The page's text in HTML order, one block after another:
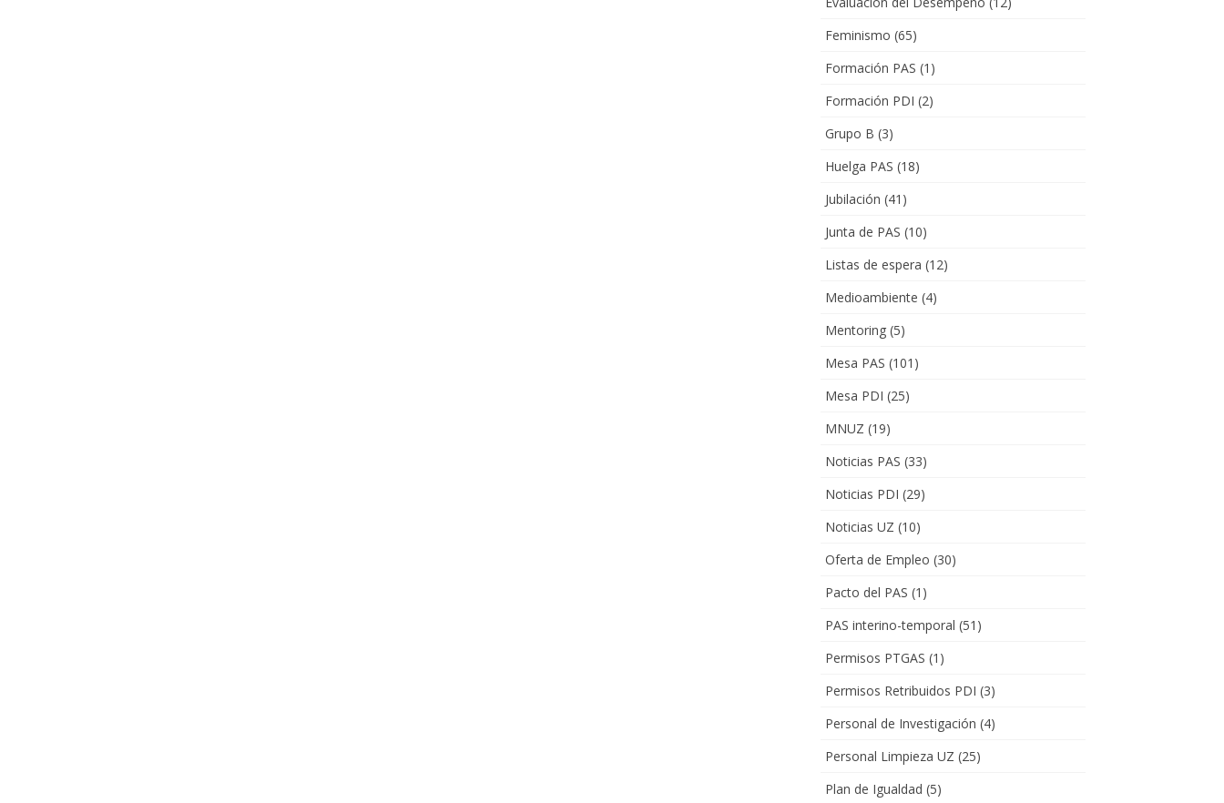
Feminismo (65)
Formación PAS (1)
Formación PDI (2)
Grupo B (3)
Huelga PAS (18)
Jubilación (41)
Junta de PAS (10)
Listas de espera (12)
Medioambiente (4)
Mentoring(5)
Mesa PAS (101)
Mesa PDI (25)
MNUZ (19)
Noticias PAS (33)
Noticias PDI (29)
Noticias UZ (10)
Oferta de Empleo (30)
Pacto del PAS (1)
PAS interino-temporal (51)
Permisos PTGAS (1)
Permisos Retribuidos PDI (3)
Personal de Investigación (4)
Personal Limpieza UZ (25)
Plan de Igualdad (5)